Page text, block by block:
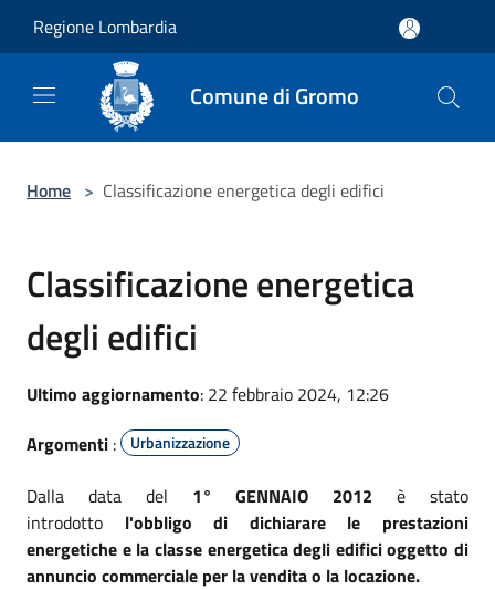
Regione Lombardia
Comune di Gromo
Home > Classificazione energetica degli edifici
Classificazione energetica
degli edifici
Ultimo aggiornamento: 22 febbraio 2024, 12:26
Argomenti : Urbanizzazione
Dalla data del 1° GENNAIO 2012 è stato
introdotto l'obbligo di dichiarare le prestazioni
energetiche e la classe energetica degli edifici oggetto di
annuncio commerciale per la vendita o la locazione.